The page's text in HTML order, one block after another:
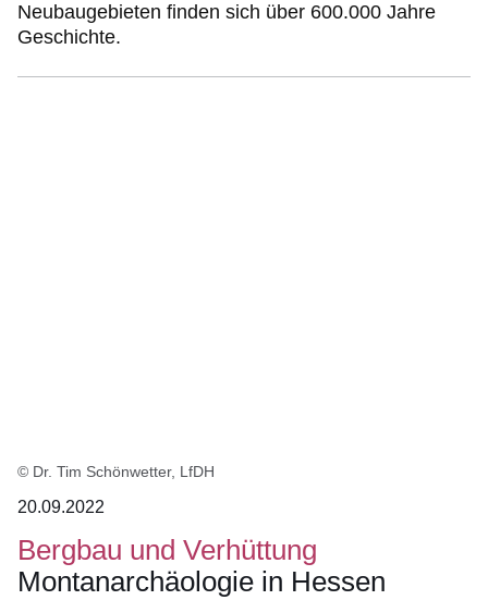
Neubaugebieten finden sich über 600.000 Jahre
Geschichte.
© Dr. Tim Schönwetter, LfDH
20.09.2022
Bergbau und Verhüttung
Montanarchäologie in Hessen